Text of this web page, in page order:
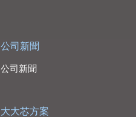
公司新聞
公司新聞
大大芯方案